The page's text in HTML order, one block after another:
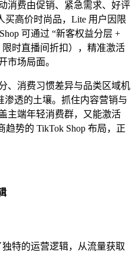
消费由促销、紧急需求、好评
买高价时尚品，Lite 用户因限
可通过 “新客权益分层 +
时直播间折扣），精准激活
市场局面。
、消费习惯差异与品类区域机
渗透的土壤。抓住内容营销与
主端年轻消费群，又能激活
势的 TikTok Shop 布局，正
特的运营逻辑，从流量获取